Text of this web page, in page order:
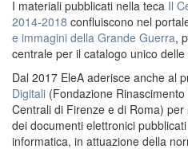
I materiali pubblicati nella teca Il
2014-2018 confluiscono nel
e immagini della Grande Guerra,
centrale per il catalogo unico
Dal 2017 EleA aderisce anche al
Digitali (Fondazione
Centrali di Firenze e di Roma)
dei documenti elettronici
informatica, in attuazione della